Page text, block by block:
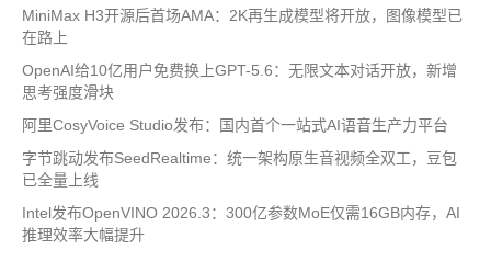
MiniMax H3开源后首场AMA：2K再生成模型将开放，图像模型已
在路上
OpenAI给10亿用户免费换上GPT-5.6：无限文本对话开放，新增
思考强度滑块
阿里CosyVoice Studio发布：国内首个一站式AI语音生产力平台
字节跳动发布SeedRealtime：统一架构原生音视频全双工，豆包
已全量上线
Intel发布OpenVINO 2026.3：300亿参数MoE仅需16GB内存，AI
推理效率大幅提升